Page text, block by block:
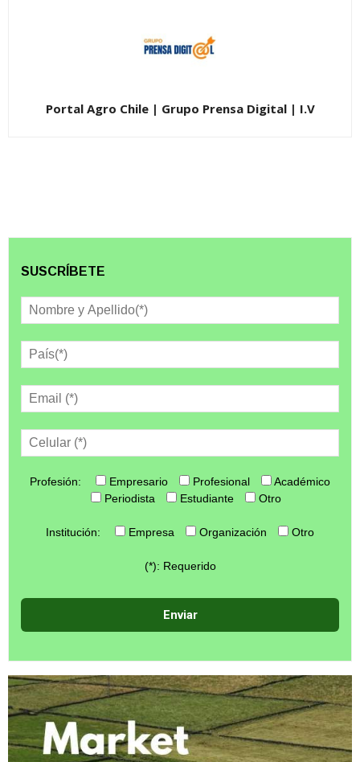
Portal Agro Chile | Grupo Prensa Digital | I.V
SUSCRÍBETE
Profesión: Empresario Profesional
Académico
Periodista
Estudiante Otro
Institución: Empresa Organización Otro
(*): Requerido